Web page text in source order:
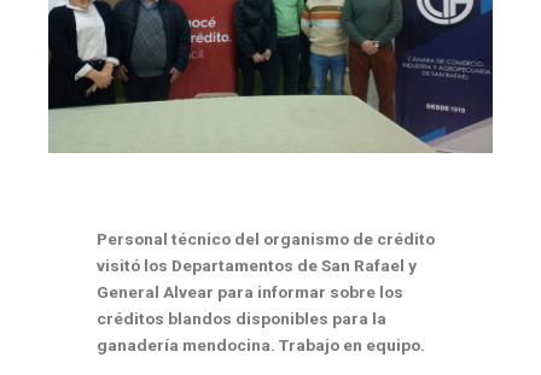
Personal técnico del organismo de crédito
visitó los Departamentos de San Rafael y
General Alvear para informar sobre los
créditos blandos disponibles para la
ganadería mendocina. Trabajo en equipo.